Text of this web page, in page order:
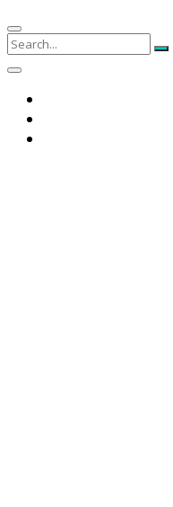
Search